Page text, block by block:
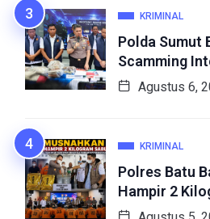
KRIMINAL
Polda Sumut
Scamming
Agustus 6,
KRIMINAL
Polres Batu
Hampir 2